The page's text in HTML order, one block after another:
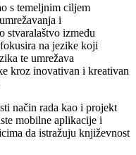
s temeljnim ciljem
i
stvaralaštvo između
na jezike koji
te umrežava
kroz inovativan i kreativan
način rada kao i projekt
mobilne aplikacije i
da istražuju književnost